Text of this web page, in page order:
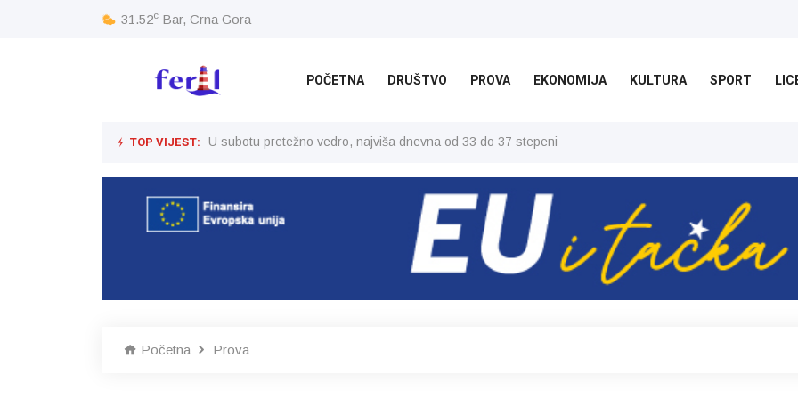
31.52c Bar, Crna Gora
POČETNA DRUŠTVO PROVA EKONOMIJA KULTURA SPORT
TOP VIJEST: U subotu pretežno vedro, najviša dnevna od 33 do 37 stepeni
Početna Prova